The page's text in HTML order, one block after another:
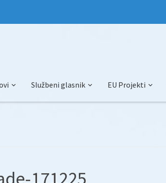
Službeni glasnik EU Projekti
171225